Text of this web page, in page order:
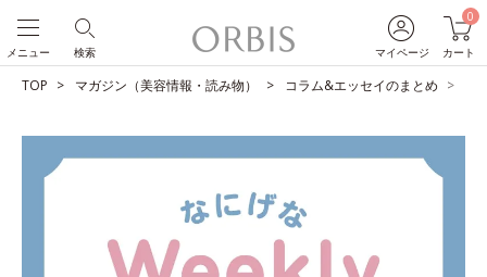
マイページ
0
カート
検索
メニュー
TOP マガジン（美容情報・読み物） コラム&エッセイのまとめ